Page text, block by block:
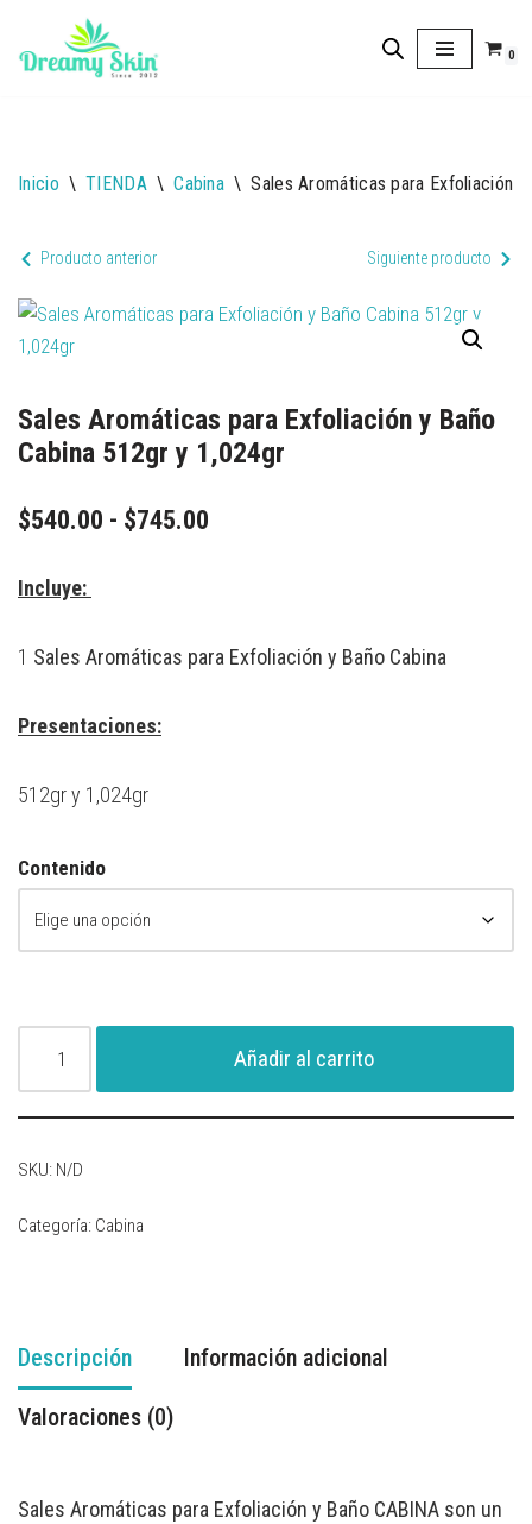
Saltar
0
Inicio \ TIENDA \ Cabina \ Sales Aromáticas para Exfoliación
Producto anterior Siguiente producto
Sales Aromáticas para Exfoliación y Baño
Cabina 512gr y 1,024gr
$540.00 - $745.00
Incluye:
1 Sales Aromáticas para Exfoliación y Baño Cabina
Presentaciones:
512gr y 1,024gr
Contenido
Añadir al carrito
SKU: N/D
Categoría: Cabina
Descripción Información adicional
Valoraciones (0)
Sales Aromáticas para Exfoliación y Baño CABINA son un